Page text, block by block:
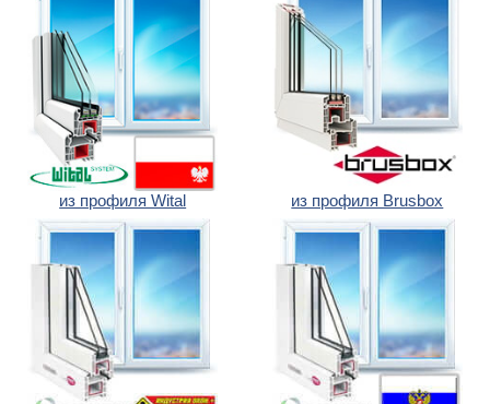
из профиля Wital из профиля Brusbox